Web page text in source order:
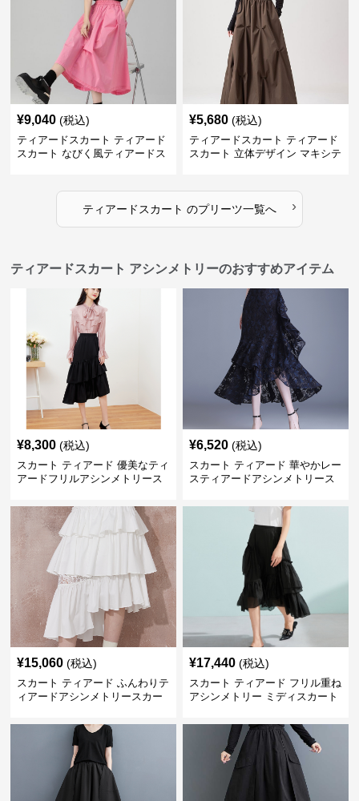
¥9,040 (税込)
ティアードスカート ティアード
スカート なびく風ティアードス
¥5,680 (税込)
ティアードスカート ティアード
スカート 立体デザイン マキシテ
ティアードスカート のプリーツ一覧へ ›
ティアードスカート アシンメトリーのおすすめアイテム
¥8,300 (税込)
スカート ティアード 優美なティ
アードフリルアシンメトリース
¥6,520 (税込)
スカート ティアード 華やかレー
スティアードアシンメトリース
¥15,060 (税込)
スカート ティアード ふんわりテ
ィアードアシンメトリースカー
¥17,440 (税込)
スカート ティアード フリル重ね
アシンメトリー ミディスカート